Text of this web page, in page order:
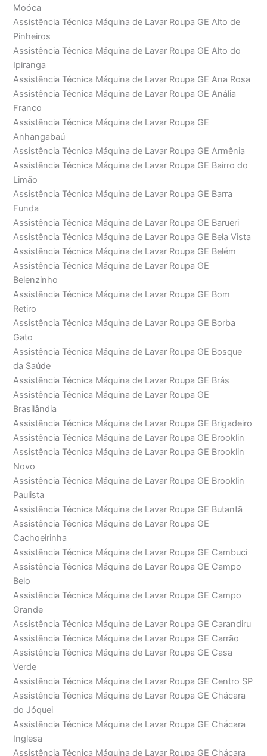
Moóca
Assistência Técnica Máquina de Lavar Roupa GE Alto de
Pinheiros
Assistência Técnica Máquina de Lavar Roupa GE Alto do
Ipiranga
Assistência Técnica Máquina de Lavar Roupa GE Ana Rosa
Assistência Técnica Máquina de Lavar Roupa GE Anália
Franco
Assistência Técnica Máquina de Lavar Roupa GE
Anhangabaú
Assistência Técnica Máquina de Lavar Roupa GE Armênia
Assistência Técnica Máquina de Lavar Roupa GE Bairro do
Limão
Assistência Técnica Máquina de Lavar Roupa GE Barra
Funda
Assistência Técnica Máquina de Lavar Roupa GE Barueri
Assistência Técnica Máquina de Lavar Roupa GE Bela Vista
Assistência Técnica Máquina de Lavar Roupa GE Belém
Assistência Técnica Máquina de Lavar Roupa GE
Belenzinho
Assistência Técnica Máquina de Lavar Roupa GE Bom
Retiro
Assistência Técnica Máquina de Lavar Roupa GE Borba
Gato
Assistência Técnica Máquina de Lavar Roupa GE Bosque
da Saúde
Assistência Técnica Máquina de Lavar Roupa GE Brás
Assistência Técnica Máquina de Lavar Roupa GE
Brasilândia
Assistência Técnica Máquina de Lavar Roupa GE Brigadeiro
Assistência Técnica Máquina de Lavar Roupa GE Brooklin
Assistência Técnica Máquina de Lavar Roupa GE Brooklin
Novo
Assistência Técnica Máquina de Lavar Roupa GE Brooklin
Paulista
Assistência Técnica Máquina de Lavar Roupa GE Butantã
Assistência Técnica Máquina de Lavar Roupa GE
Cachoeirinha
Assistência Técnica Máquina de Lavar Roupa GE Cambuci
Assistência Técnica Máquina de Lavar Roupa GE Campo
Belo
Assistência Técnica Máquina de Lavar Roupa GE Campo
Grande
Assistência Técnica Máquina de Lavar Roupa GE Carandiru
Assistência Técnica Máquina de Lavar Roupa GE Carrão
Assistência Técnica Máquina de Lavar Roupa GE Casa
Verde
Assistência Técnica Máquina de Lavar Roupa GE Centro SP
Assistência Técnica Máquina de Lavar Roupa GE Chácara
do Jóquei
Assistência Técnica Máquina de Lavar Roupa GE Chácara
Inglesa
Assistência Técnica Máquina de Lavar Roupa GE Chácara